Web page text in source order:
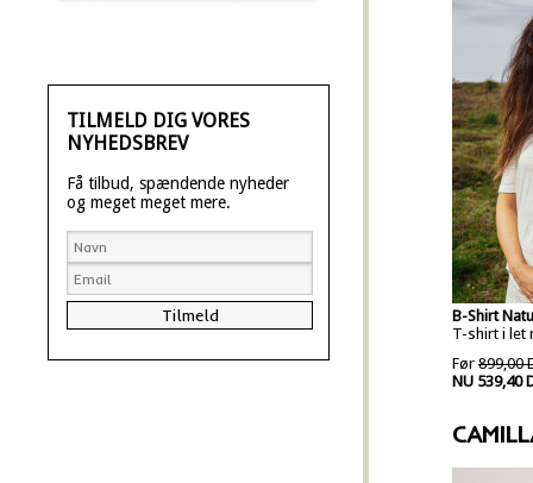
TILMELD DIG VORES
NYHEDSBREV
Få tilbud, spændende nyheder
og meget meget mere.
B-Shirt
T-shirt i let
Før 899,00
NU 539,40